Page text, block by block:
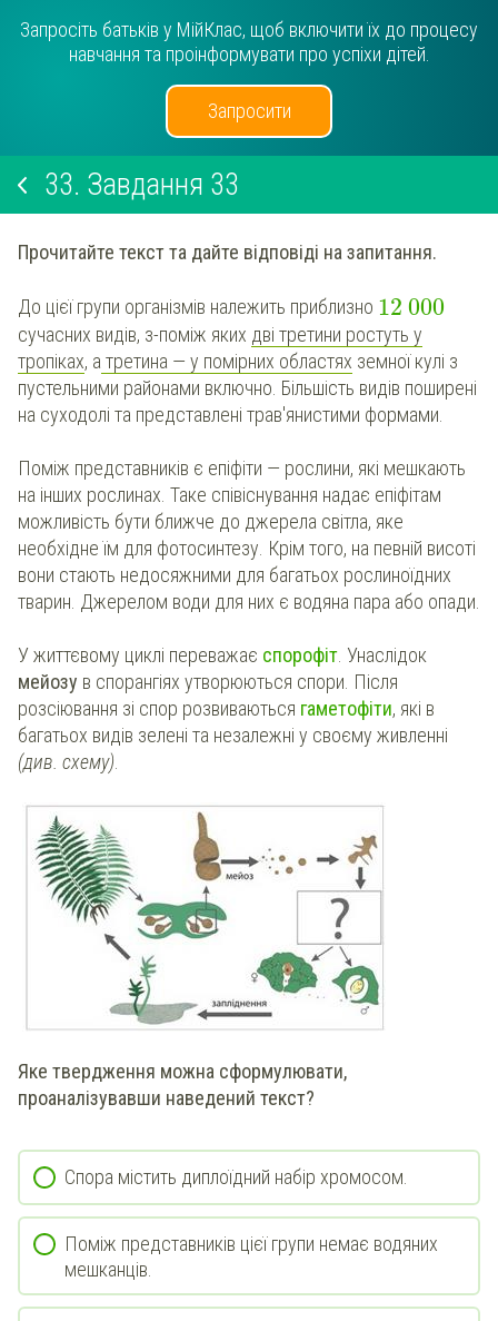
Запросіть батьків у МійКлас, щоб включити їх до процесу
навчання та проінформувати про успіхи дітей.
Запросити
33. Завдання 33
Прочитайте текст та дайте відповіді на запитання.
До цієї групи організмів належить приблизно 12 000
сучасних видів, з-поміж яких дві третини ростуть у
тропіках, а третина — у помірних областях земної кулі з
пустельними районами включно. Більшість видів поширені
на суходолі та представлені трав'янистими формами.
Поміж представників є епіфіти — рослини, які мешкають
на інших рослинах. Таке співіснування надає епіфітам
можливість бути ближче до джерела світла, яке
необхідне їм для фотосинтезу. Крім того, на певній висоті
вони стають недосяжними для багатьох рослиноїдних
тварин. Джерелом води для них є водяна пара або опади.
У життєвому циклі переважає спорофіт . Унаслідок
мейозу в спорангіях утворюються спори. Після
розсіювання зі спор розвиваються гаметофіти, які в
багатьох видів зелені та незалежні у своєму живленні
(див. схему)
Яке твердження можна сформулювати,
проаналізувавши наведений текст?
Спора містить диплоїдний набір хромосом.
Поміж представників цієї групи немає водяних
мешканців.